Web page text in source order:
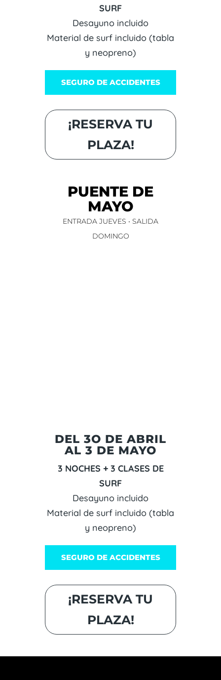
SURF
Desayuno incluido
Material de surf incluido (tabla
y neopreno)
SEGURO DE ACCIDENTES
¡RESERVA TU
PLAZA!
PUENTE DE
MAYO
ENTRADA JUEVES • SALIDA
DOMINGO
DEL 3O DE ABRIL
AL 3 DE MAYO
3 NOCHES + 3 CLASES DE
SURF
Desayuno incluido
Material de surf incluido (tabla
y neopreno)
SEGURO DE ACCIDENTES
¡RESERVA TU
PLAZA!